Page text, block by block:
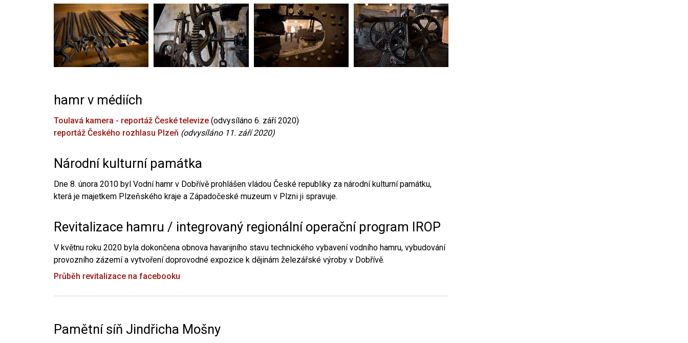
hamr v médiích
Toulavá kamera - reportáž České televize (odvysíláno 6. září 2020)
reportáž Českého rozhlasu Plzeň (odvysíláno 11. září 2020)
Národní kulturní památka
Dne 8. února 2010 byl Vodní hamr v Dobřívě prohlášen vládou České republiky za národní kulturní památku,
která je majetkem Plzeňského kraje a Západočeské muzeum v Plzni ji spravuje.
Revitalizace hamru / integrovaný regionální operační program IROP
V květnu roku 2020 byla dokončena obnova havarijního stavu technického vybavení vodního hamru, vybudování
provozního zázemí a vytvoření doprovodné expozice k dějinám železářské výroby v Dobřívě.
Průběh revitalizace na facebooku
Pamětní síň Jindřicha Mošny